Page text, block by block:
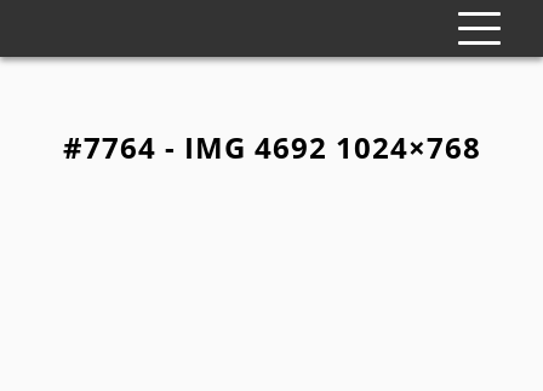
#7764 - IMG 4692 1024×768